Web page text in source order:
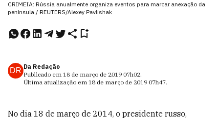
CRIMEIA: Rússia anualmente organiza eventos para marcar anexação da
península / REUTERS/Alexey Pavlishak
DR Da Redação
Publicado em 18 de março de 2019 07h02.
Última atualização em 18 de março de 2019 07h47.
No dia 18 de março de 2014, o presidente russo,